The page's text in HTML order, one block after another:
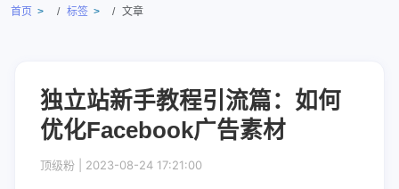
首页 标签 文章
独立站新手教程引流篇：如何
优化Facebook广告素材
顶级粉 | 2023-08-24 17:21:00